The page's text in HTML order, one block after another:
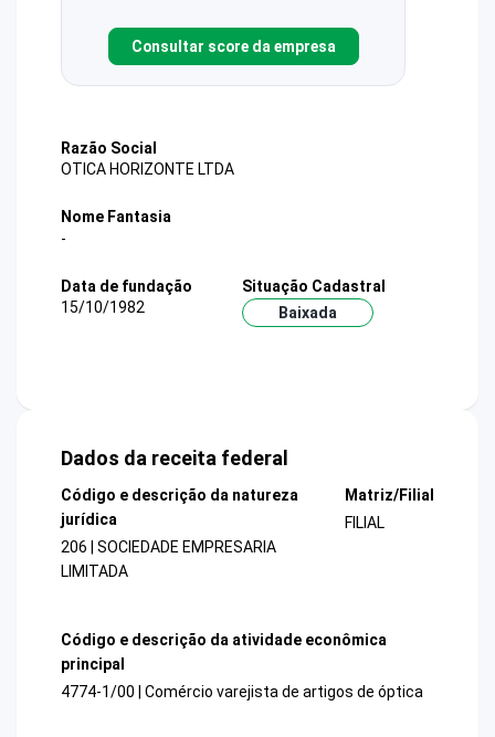
Consultar score da empresa
Razão Social
OTICA HORIZONTE LTDA
Nome Fantasia
-
Data de fundação
15/10/1982
Situação Cadastral
Baixada
Dados da receita federal
Código e descrição da natureza
jurídica
206 | SOCIEDADE EMPRESARIA
LIMITADA
Matriz/Filial
FILIAL
Código e descrição da atividade econômica
principal
4774-1/00 | Comércio varejista de artigos de óptica